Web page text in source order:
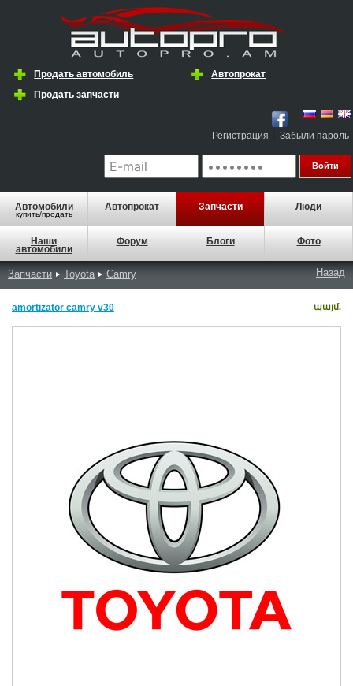
Продать автомобиль
Автопрокат
Продать запчасти
Регистрация Забыли пароль
Автомобили
купить/продать
Автопрокат Запчасти Люди
Наши
автомобили
Форум Блоги Фото
Запчасти Toyota Camry Назад
amortizator camry v30 պայմ.